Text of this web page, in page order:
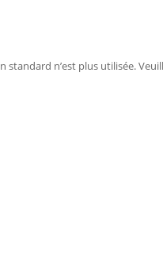
standard n’est plus utilisée.